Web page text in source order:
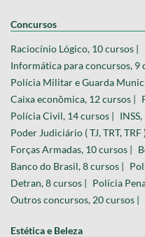
Concursos
Raciocínio Lógico, 10 cursos |
Informática para concursos, 9
Polícia Militar e Guarda
Caixa econômica, 12 cursos |
Polícia Civil, 14 cursos |
Poder Judiciário ( TJ, TRT, TRF
Forças Armadas, 10 cursos |
Banco do Brasil, 8 cursos |
Detran, 8 cursos | Polícia
Outros concursos, 20 cursos |
Estética e Beleza